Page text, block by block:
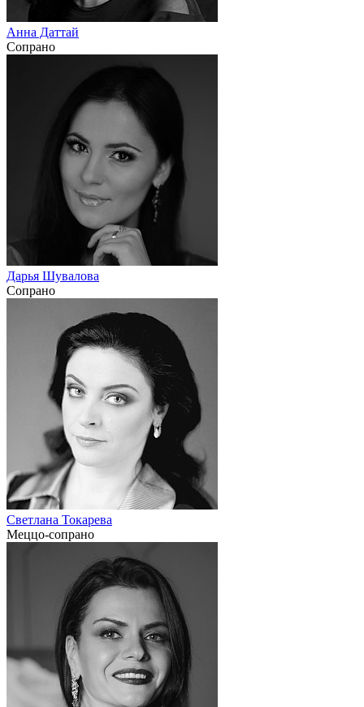
Анна Даттай
Сопрано
Дарья Шувалова
Сопрано
Светлана Токарева
Меццо-сопрано